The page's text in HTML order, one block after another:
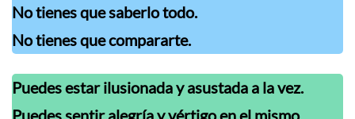
No tienes que saberlo todo.
No tienes que compararte.
Puedes estar ilusionada y asustada a la vez.
Puedes sentir alegría y vértigo en el mismo